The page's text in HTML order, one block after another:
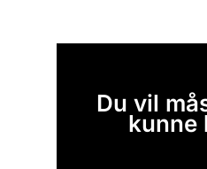
Du vil
kunne